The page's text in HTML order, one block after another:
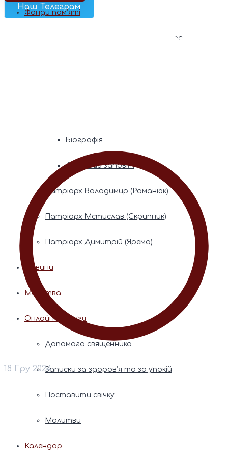
Наш Телеграм
Фонди пам’яті
Митрополита Володимира (Сабодана)
Біографія
Духовний заповіт
Патріарх Володимир (Романюк)
Патріарх Мстислав (Скрипник)
Патріарх Димитрій (Ярема)
Новини
Молитва
Онлайн послуги
Допомога священника
Записки за здоров’я та за упокій
Поставити свічку
Молитви
Календар
18 Гру 2024